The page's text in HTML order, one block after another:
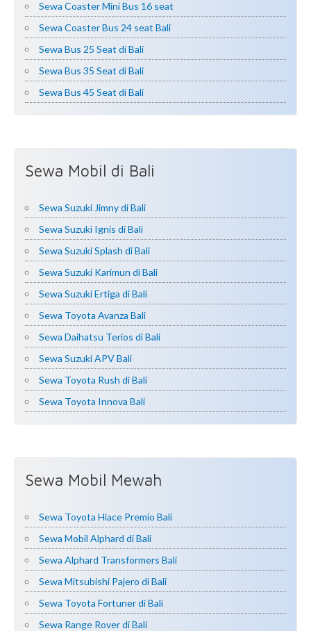
Sewa Coaster Mini Bus 16 seat
Sewa Coaster Bus 24 seat Bali
Sewa Bus 25 Seat di Bali
Sewa Bus 35 Seat di Bali
Sewa Bus 45 Seat di Bali
Sewa Mobil di Bali
Sewa Suzuki Jimny di Bali
Sewa Suzuki Ignis di Bali
Sewa Suzuki Splash di Bali
Sewa Suzuki Karimun di Bali
Sewa Suzuki Ertiga di Bali
Sewa Toyota Avanza Bali
Sewa Daihatsu Terios di Bali
Sewa Suzuki APV Bali
Sewa Toyota Rush di Bali
Sewa Toyota Innova Bali
Sewa Mobil Mewah
Sewa Toyota Hiace Premio Bali
Sewa Mobil Alphard di Bali
Sewa Alphard Transformers Bali
Sewa Mitsubishi Pajero di Bali
Sewa Toyota Fortuner di Bali
Sewa Range Rover di Bali